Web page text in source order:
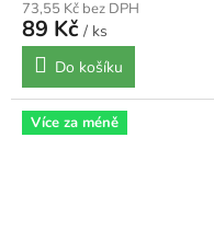
73,55 Kč bez DPH
89 Kč / ks
Do košíku
Více za méně